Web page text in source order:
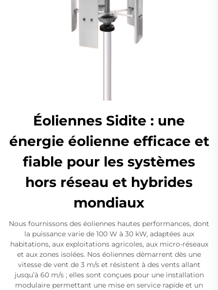
Éoliennes Sidite : une
énergie éolienne efficace et
fiable pour les systèmes
hors réseau et hybrides
mondiaux
Nous fournissons des éoliennes hautes performances, dont
la puissance varie de 100 W à 30 kW, adaptées aux
habitations, aux exploitations agricoles, aux micro-réseaux
et aux zones isolées. Nos éoliennes démarrent dès une
vitesse de vent de 3 m/s et résistent à des vents allant
jusqu’à 60 m/s ; elles sont conçues pour une installation
modulaire permettant une mise en service rapide et un